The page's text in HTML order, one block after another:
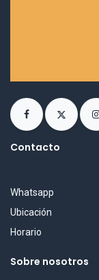
Contacto
Whatsapp
Ubicación
Horario
Sobre nosotros